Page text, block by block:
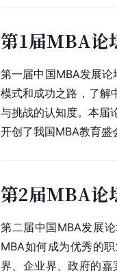
第1届MBA论
第一届中国MBA发展
模式和成功之路，了解
与挑战的认知度。本届
开创了我国MBA教育盛
第2届MBA论
第二届中国MBA发展
MBA如何成为优秀的
界、企业界、政府的